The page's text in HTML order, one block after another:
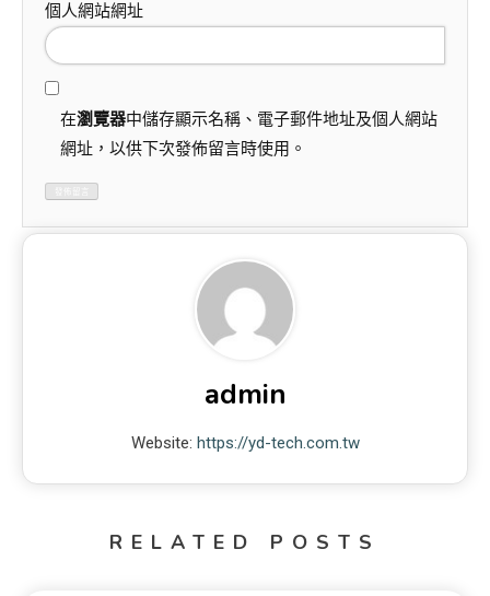
個人網站網址
在瀏覽器中儲存顯示名稱、電子郵件地址及個人網站
網址，以供下次發佈留言時使用。
admin
Website: https://yd-tech.com.tw
RELATED POSTS